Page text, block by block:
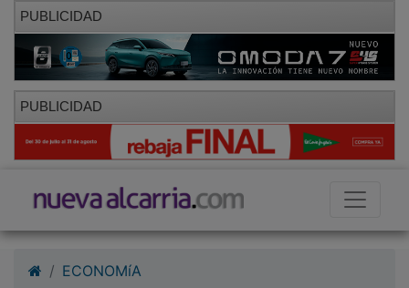
PUBLICIDAD
PUBLICIDAD
ECONOMíA